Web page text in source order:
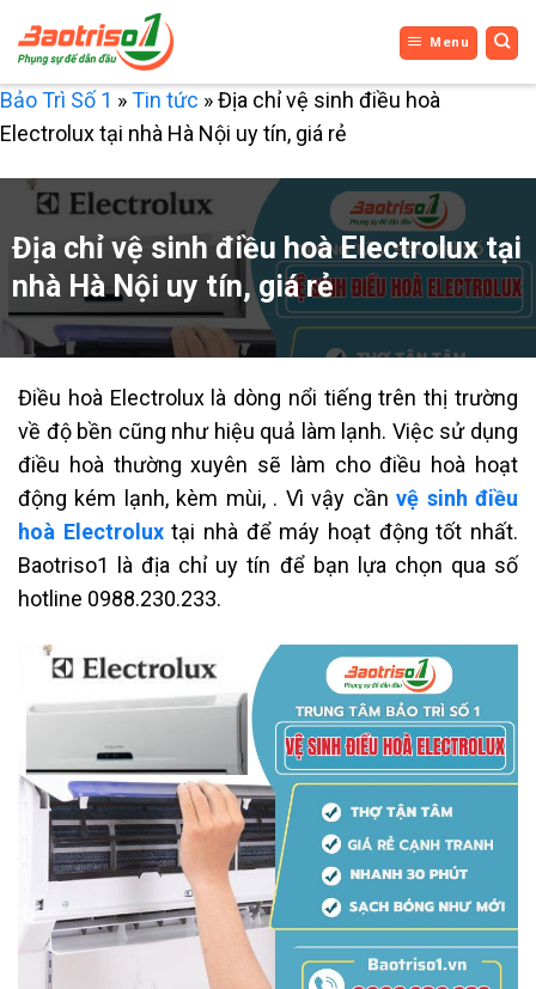
qua
nội
dung
Menu
Bảo Trì Số 1 »Tin tức »Địa chỉ vệ sinh điều hoà
Electrolux tại nhà Hà Nội uy tín, giá rẻ
Địa chỉ vệ sinh điều hoà Electrolux tại
nhà Hà Nội uy tín, giá rẻ
Điều hoà Electrolux là dòng nổi tiếng trên thị trường
về độ bền cũng như hiệu quả làm lạnh. Việc sử dụng
điều hoà thường xuyên sẽ làm cho điều hoà hoạt
động kém lạnh, kèm mùi, . Vì vậy cầnvệ sinh điều
hoà Electroluxtại nhà để máy hoạt động tốt nhất.
Baotriso1 là địa chỉ uy tín để bạn lựa chọn qua số
hotline 0988.230.233.